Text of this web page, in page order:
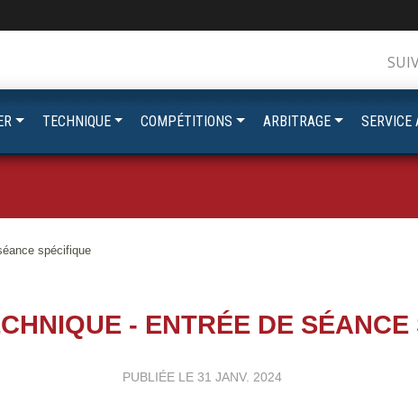
spécifique
- ENTRÉE DE SÉANCE
PUBLIÉE LE 31 JANV. 2024
TECHNIQUE COMPÉTITIONS ARBITRAGE SERVICE